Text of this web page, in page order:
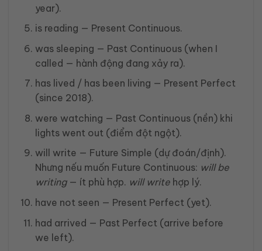
year).
is reading — Present Continuous.
was sleeping — Past Continuous (when I
called — hành động đang xảy ra).
has lived / has been living — Present Perfect
(since 2018).
were watching — Past Continuous (nền) khi
lights went out (điểm đột ngột).
will write — Future Simple (dự đoán/định).
Nhưng nếu muốn Future Continuous: will be
writing— ít phù hợp. will writehợp lý.
have not seen — Present Perfect (yet).
had arrived — Past Perfect (arrive before
we left).